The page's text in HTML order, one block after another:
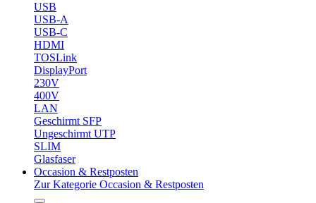
USB
USB-A
USB-C
HDMI
TOSLink
DisplayPort
230V
400V
LAN
Geschirmt SFP
Ungeschirmt UTP
SLIM
Glasfaser
Occasion & Restposten
Zur Kategorie Occasion & Restposten